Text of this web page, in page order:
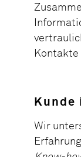
Kontakte
Kunde
Wir